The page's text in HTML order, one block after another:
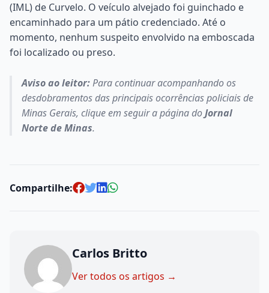
(IML) de Curvelo. O veículo alvejado foi guinchado e
encaminhado para um pátio credenciado. Até o
momento, nenhum suspeito envolvido na emboscada
foi localizado ou preso.
Aviso ao leitor:Para continuar acompanhando os
desdobramentos das principais ocorrências policiais de
Minas Gerais, clique em seguir a página doJornal
Norte de Minas.
Compartilhe:
Carlos Britto
Ver todos os artigos →